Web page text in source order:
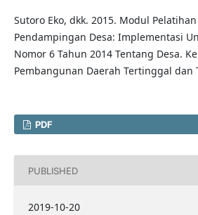
Sutoro Eko, dkk. 2015. Modul
Pendampingan Desa: Implementasi
Nomor 6 Tahun 2014 Tentang Desa.
Pembangunan Daerah Tertinggal dan
PDF
PUBLISHED
2019-10-20